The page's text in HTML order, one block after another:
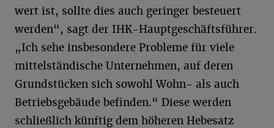
wert ist, sollte dies auch geringer besteuert
werden“, sagt der IHK-Hauptgeschäftsführer.
„Ich sehe insbesondere Probleme für viele
mittelständische Unternehmen, auf deren
Grundstücken sich sowohl Wohn- als auch
Betriebsgebäude befinden.“ Diese werden
schließlich künftig dem höheren Hebesatz